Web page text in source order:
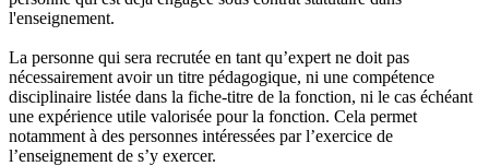
l'enseignement.
La personne qui sera recrutée en tant qu’expert ne doit pas
nécessairement avoir un titre pédagogique, ni une compétence
disciplinaire listée dans la fiche-titre de la fonction, ni le cas échéant
une expérience utile valorisée pour la fonction. Cela permet
notamment à des personnes intéressées par l’exercice de
l’enseignement de s’y exercer.